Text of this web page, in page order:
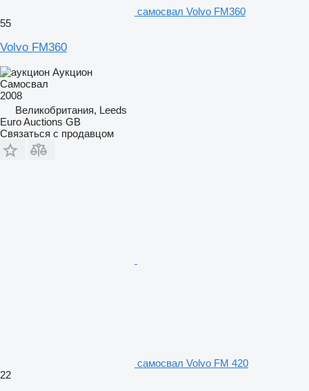
самосвал Volvo FM360
55
Volvo FM360
Аукцион
Самосвал
2008
Великобритания, Leeds
Euro Auctions GB
Связаться с продавцом
самосвал Volvo FM 420
22